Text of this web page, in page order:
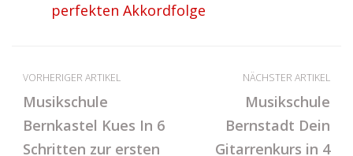
perfekten Akkordfolge
VORHERIGER ARTIKEL
Musikschule
Bernkastel Kues In 6
Schritten zur ersten
NÄCHSTER ARTIKEL
Musikschule
Bernstadt Dein
Gitarrenkurs in 4